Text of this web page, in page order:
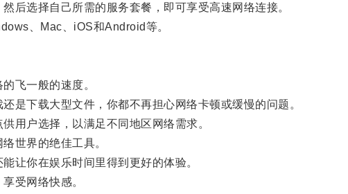
选择自己所需的服务套餐，即可享受高速网络连接。
、Mac、iOS和Android等。
飞一般的速度。
下载大型文件，你都不再担心网络卡顿或缓慢的问题。
户选择，以满足不同地区网络需求。
世界的绝佳工具。
你在娱乐时间里得到更好的体验。
受网络快感。